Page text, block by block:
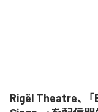
Rigël Theatre、